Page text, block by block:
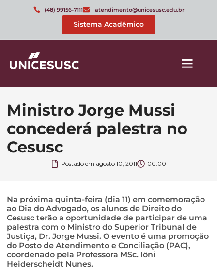
(48) 99156-7111 atendimento@unicesusc.edu.br
Sistema Acadêmico
Ministro Jorge Mussi
concederá palestra no
Cesusc
Postado em agosto 10, 2011 00:00
Na próxima quinta-feira (dia 11) em comemoração
ao Dia do Advogado, os alunos de Direito do
Cesusc terão a oportunidade de participar de uma
palestra com o Ministro do Superior Tribunal de
Justiça, Dr. Jorge Mussi. O evento é uma promoção
do Posto de Atendimento e Conciliação (PAC),
coordenado pela Professora MSc. Iôni
Heiderscheidt Nunes.